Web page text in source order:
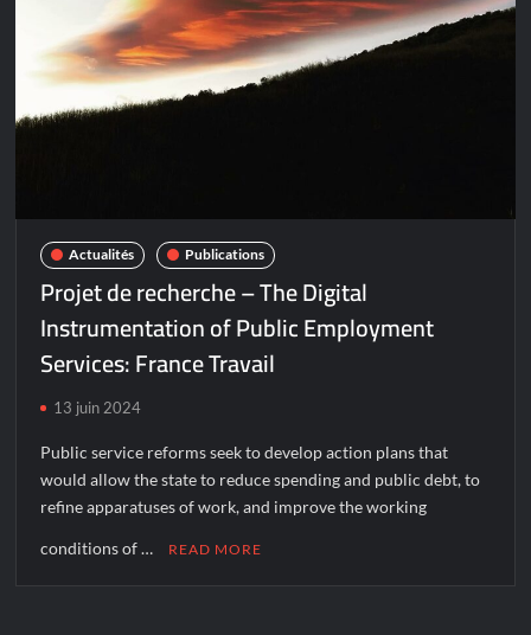
Actualités Publications
Projet de recherche – The Digital
Instrumentation of Public Employment
Services: France Travail
13 juin 2024
Public service reforms seek to develop action plans that
would allow the state to reduce spending and public debt, to
refine apparatuses of work, and improve the working
conditions of … READ MORE